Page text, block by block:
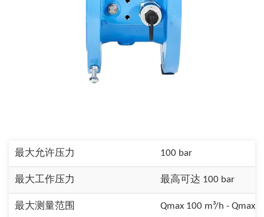
最大允许压力 100 bar
最大工作压力 最高可达 100 bar
最大测量范围 Qmax 100 m³/h - Qmax